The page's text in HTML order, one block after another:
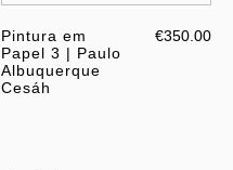
Pintura em
Papel 3 | Paulo
Albuquerque
Cesáh
€350.00